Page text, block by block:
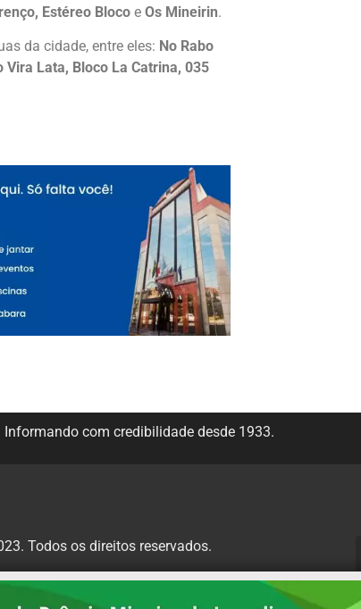
Estéreo Bloco e Os Mineirin.
da cidade, entre eles: No Rabo
Lata, Bloco La Catrina, 035
com credibilidade desde 1933.
Todos os direitos reservados.